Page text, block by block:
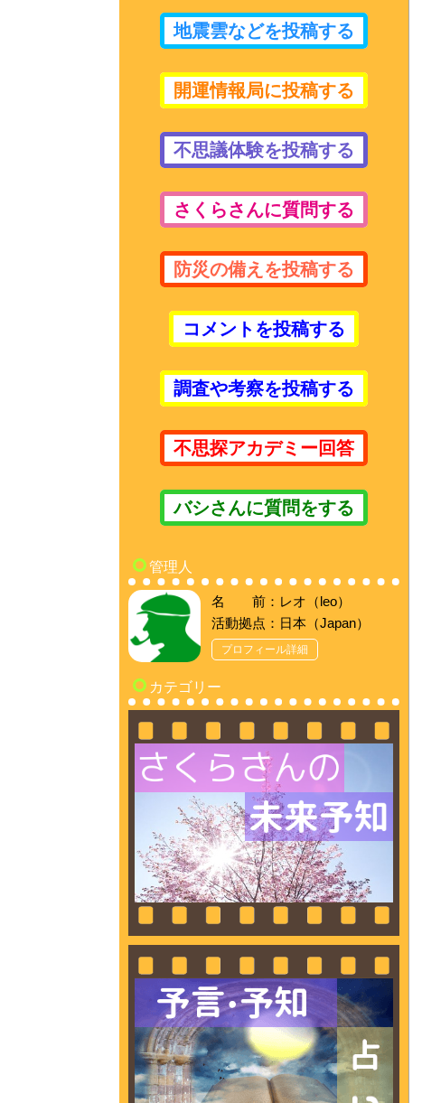
地震雲などを投稿する
開運情報局に投稿する
不思議体験を投稿する
さくらさんに質問する
防災の備えを投稿する
コメントを投稿する
調査や考察を投稿する
不思探アカデミー回答
バシさんに質問をする
管理人
名 前：レオ（leo）
活動拠点：日本（Japan）
プロフィール詳細
カテゴリー